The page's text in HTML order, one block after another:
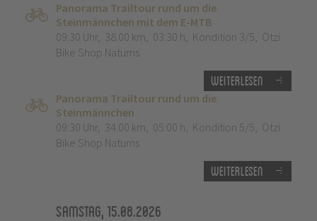
Panorama Trailtour rund um die
Steinmännchen mit dem E-MTB
09:30 Uhr, 38.00 km, 03:30 h, Kondition 3/5, Ötzi
Bike Shop Naturns
Weiterlesen
Panorama Trailtour rund um die
Steinmännchen
09:30 Uhr, 34.00 km, 05:00 h, Kondition 5/5, Ötzi
Bike Shop Naturns
Weiterlesen
Samstag, 15.08.2026